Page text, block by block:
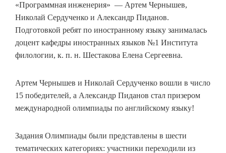
«Программная инженерия» — Артем Чернышев,
Николай Сердученко и Александр Пиданов.
Подготовкой ребят по иностранному языку занималась
доцент кафедры иностранных языков №1 Института
филологии, к. п. н. Шестакова Елена Сергеевна.
Артем Чернышев и Николай Сердученко вошли в число
15 победителей, а Александр Пиданов стал призером
международной олимпиады по английскому языку!
Задания Олимпиады были представлены в шести
тематических категориях: участники переходили из